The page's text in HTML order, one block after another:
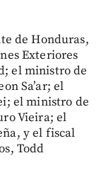
de Honduras,
Exteriores
el ministro de
Sa’ar; el
el ministro de
Vieira; el
y el fiscal
Todd